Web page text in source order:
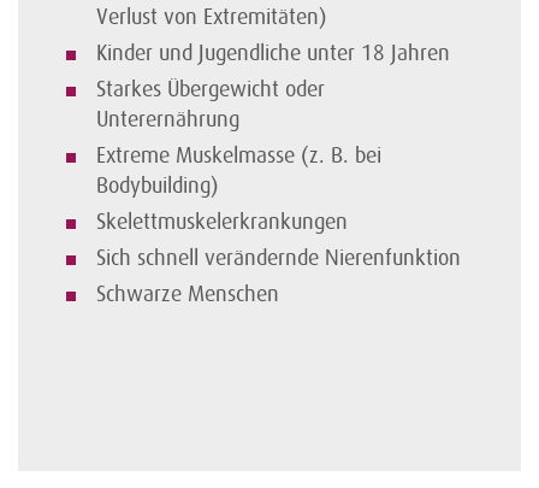
Verlust von Extremitäten)
Kinder und Jugendliche unter 18 Jahren
Starkes Übergewicht oder
Unterernährung
Extreme Muskelmasse (z. B. bei
Bodybuilding)
Skelettmuskelerkrankungen
Sich schnell verändernde Nierenfunktion
Schwarze Menschen